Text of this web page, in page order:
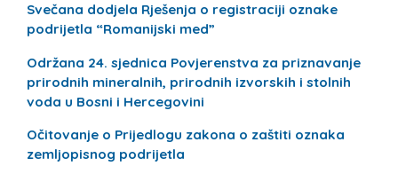
Svečana dodjela Rješenja o registraciji oznake
podrijetla “Romanijski med”
Održana 24. sjednica Povjerenstva za priznavanje
prirodnih mineralnih, prirodnih izvorskih i stolnih
voda u Bosni i Hercegovini
Očitovanje o Prijedlogu zakona o zaštiti oznaka
zemljopisnog podrijetla